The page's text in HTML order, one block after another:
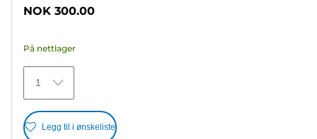
370
omtaler
NOK 300.00
På nettlager
1
Legg til i ønskeliste